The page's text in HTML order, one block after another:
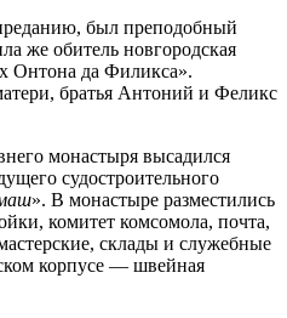
был преподобный
же обитель новгородская
Онтона да Филикса».
братья Антоний и Феликс
монастыря высадился
судостроительного
». В монастыре разместились
комитет комсомола, почта,
склады и служебные
корпусе — швейная